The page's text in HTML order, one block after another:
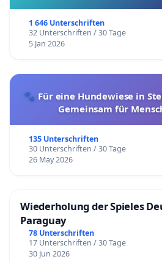
1 646 Unterschriften
32 Unterschriften / 30 Tage
5 Jan 2026
🐾 Für eine Hundewiese in
Gemeinsam für
135 Unterschriften
30 Unterschriften / 30 Tage
26 May 2026
Wiederholung der Spieles
Paraguay
78 Unterschriften
17 Unterschriften / 30 Tage
30 Jun 2026